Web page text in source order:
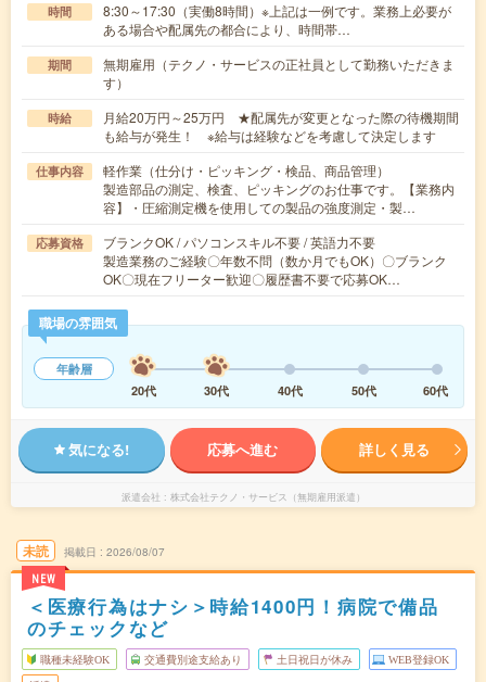
時間
8:30～17:30（実働8時間）※上記は一例です。業務上必要が
ある場合や配属先の都合により、時間帯…
期間
無期雇用（テクノ・サービスの正社員として勤務いただきま
す）
時給
月給20万円～25万円 ★配属先が変更となった際の待機期間
も給与が発生！ ※給与は経験などを考慮して決定します
仕事内容
軽作業（仕分け・ピッキング・検品、商品管理）
製造部品の測定、検査、ピッキングのお仕事です。【業務内
容】・圧縮測定機を使用しての製品の強度測定・製…
応募資格
ブランクOK / パソコンスキル不要 / 英語力不要
製造業務のご経験〇年数不問（数か月でもOK）〇ブランク
OK〇現在フリーター歓迎〇履歴書不要で応募OK…
職場の雰囲気
年齢層
20代
30代 40代 50代 60代
気になる! 応募へ進む 詳しく見る
派遣会社 株式会社テクノ・サービス（無期雇用派遣）
未読
NEW
掲載日 2026/08/07
＜医療行為はナシ＞時給1400円！病院で備品
のチェックなど
職種未経験OK 交通費別途支給あり 土日祝日が休み WEB登録OK